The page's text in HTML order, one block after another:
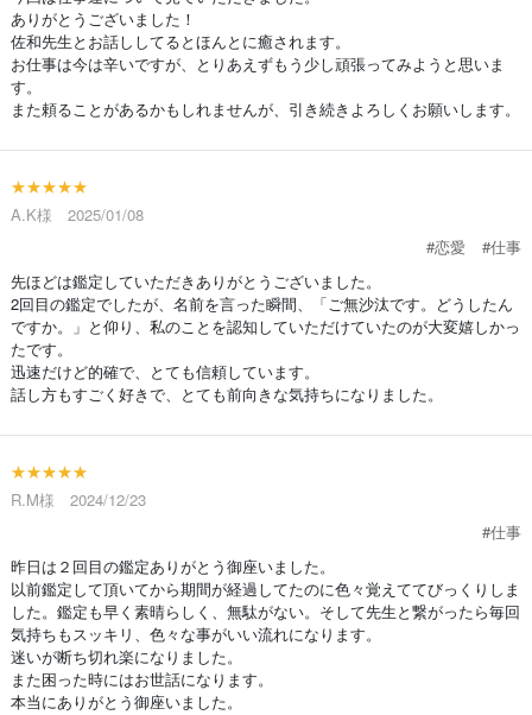
ありがとうございました！
佐和先生とお話ししてるとほんとに癒されます。
お仕事は今は辛いですが、とりあえずもう少し頑張ってみようと思いま
す。
また頼ることがあるかもしれませんが、引き続きよろしくお願いします。
★★★★★
A.K様 2025/01/08
#恋愛
#仕事
先ほどは鑑定していただきありがとうございました。
2回目の鑑定でしたが、名前を言った瞬間、「ご無沙汰です。どうしたん
ですか。」と仰り、私のことを認知していただけていたのが大変嬉しかっ
たです。
迅速だけど的確で、とても信頼しています。
話し方もすごく好きで、とても前向きな気持ちになりました。
★★★★★
R.M様 2024/12/23
#仕事
昨日は２回目の鑑定ありがとう御座いました。
以前鑑定して頂いてから期間が経過してたのに色々覚えててびっくりしま
した。鑑定も早く素晴らしく、無駄がない。そして先生と繋がったら毎回
気持ちもスッキリ、色々な事がいい流れになります。
迷いが断ち切れ楽になりました。
また困った時にはお世話になります。
本当にありがとう御座いました。